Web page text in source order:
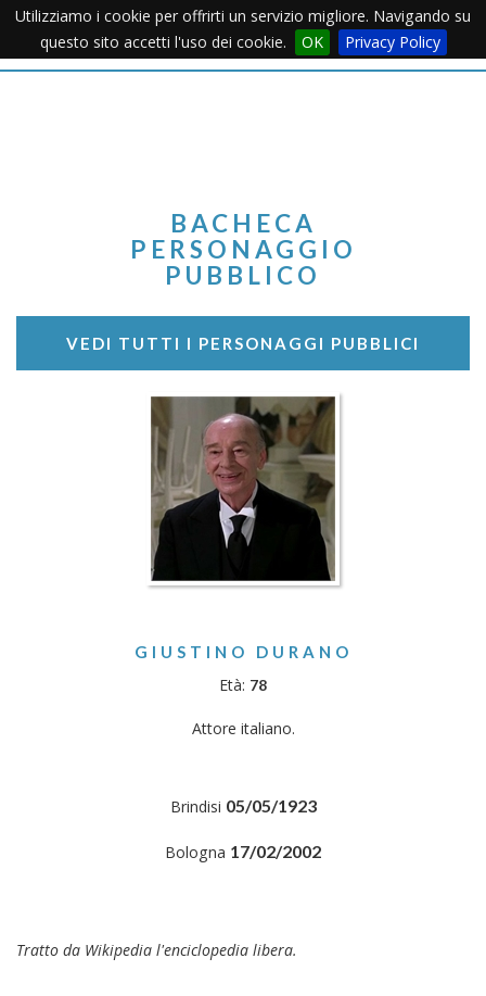
Utilizziamo i cookie per offrirti un servizio migliore. Navigando su
questo sito accetti l'uso dei cookie.
OK Privacy PolicyMenu
BACHECA
PERSONAGGIO
PUBBLICO
VEDI TUTTI I PERSONAGGI PUBBLICI
GIUSTINO DURANO
Età: 78
Attore italiano.
Brindisi 05/05/1923
Bologna 17/02/2002
Tratto da Wikipedia l'enciclopedia libera.